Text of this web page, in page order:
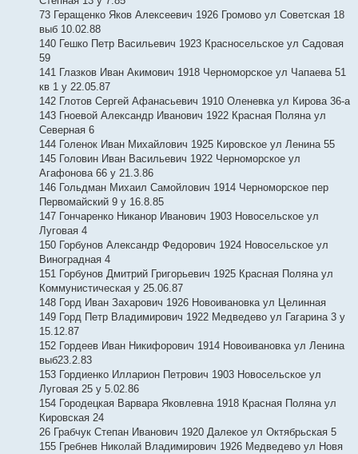
73 Геращенко Яков Алексеевич 1926 Громово ул Советская 18
выб 10.02.88
140 Гешко Петр Васильевич 1923 Красносельское ул Садовая
59
141 Глазков Иван Акимович 1918 Черноморское ул Чапаева 51
кв 1 у 22.05.87
142 Глотов Сергей Афанасьевич 1910 Оленевка ул Кирова 36-а
143 Гноевой Александр Иванович 1922 Красная Поляна ул
Северная 6
144 Голенок Иван Михайлович 1925 Кировское ул Ленина 55
145 Головин Иван Васильевич 1922 Черноморское ул
Агафонова 66 у 21.3.86
146 Гольдман Михаил Самойлович 1914 Черноморское пер
Первомайский 9 у 16.8.85
147 Гончаренко Никанор Иванович 1903 Новосельское ул
Луговая 4
150 Горбунов Александр Федорович 1924 Новосельское ул
Виноградная 4
151 Горбунов Дмитрий Григорьевич 1925 Красная Поляна ул
Коммунистическая у 25.06.87
148 Горд Иван Захарович 1926 Новоивановка ул Целинная
149 Горд Петр Владимирович 1922 Медведево ул Гагарина 3 у
15.12.87
152 Гордеев Иван Никифорович 1914 Новоивановка ул Ленина
выб23.2.83
153 Гордиенко Илларион Петрович 1903 Новосельское ул
Луговая 25 у 5.02.86
154 Городецкая Варвара Яковлевна 1918 Красная Поляна ул
Кировская 24
26 Грабчук Степан Иванович 1920 Далекое ул Октябрьская 5
155 Гребнев Николай Владимирович 1926 Медведево ул Новя